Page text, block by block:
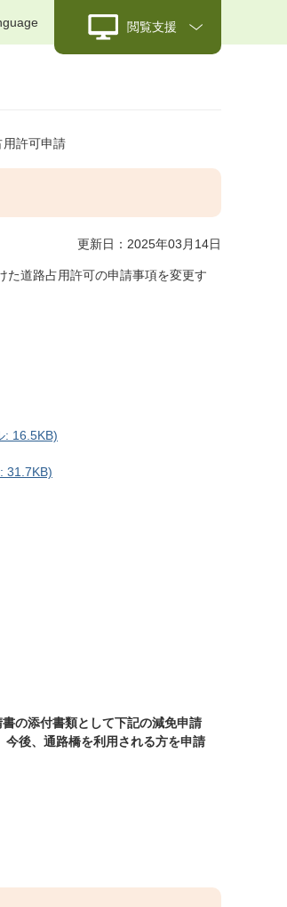
閲覧支援
用許可申請
更新日：2025年03月14日
た道路占用許可の申請事項を変更す
: 16.5KB)
31.7KB)
の添付書類として下記の減免申請
後、通路橋を利用される方を申請